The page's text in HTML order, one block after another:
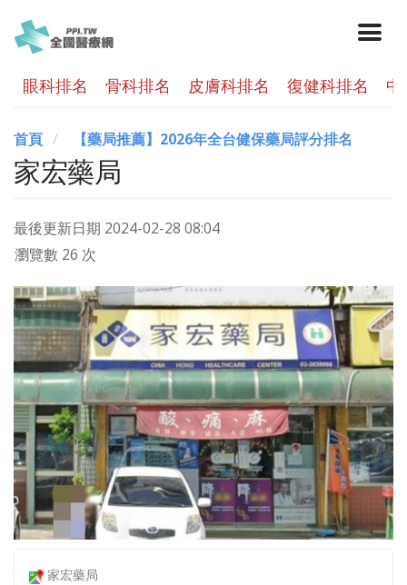
眼科排名 骨科排名 皮膚科排名 復健科排名
首頁 【藥局推薦】2026年全台健保藥局評分排名
家宏藥局
最後更新日期 2024-02-28 08:04
瀏覽數 26 次
家宏藥局